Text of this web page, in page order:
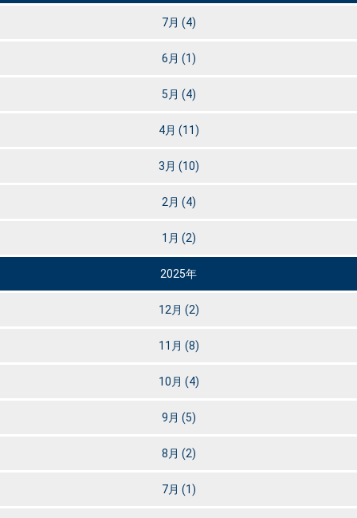
7月 (4)
6月 (1)
5月 (4)
4月 (11)
3月 (10)
2月 (4)
1月 (2)
2025年
12月 (2)
11月 (8)
10月 (4)
9月 (5)
8月 (2)
7月 (1)